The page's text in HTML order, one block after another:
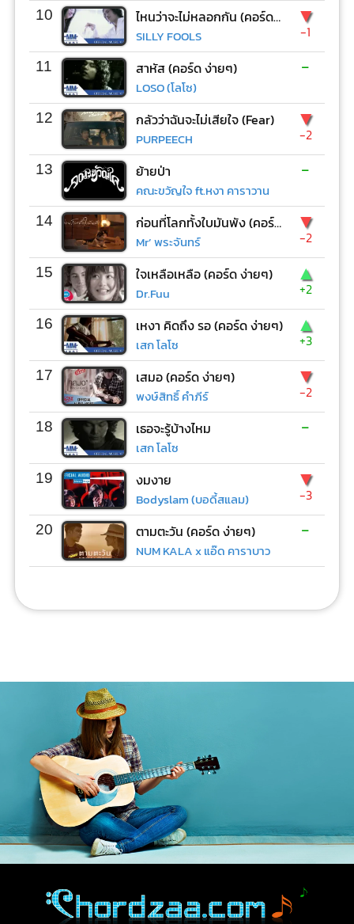
10 ไหนว่าจะไม่หลอกกัน (คอร์ด ง่ายๆ)
SILLY FOOLS
▼
-1
11 สาหัส (คอร์ด ง่ายๆ)
LOSO (โลโซ)
-
12 กลัวว่าฉันจะไม่เสียใจ (Fear)
PURPEECH
▼
-2
13 ย้ายป่า
คณะขวัญใจ ft.หงา คาราวาน
-
14 ก่อนที่โลกทั้งใบมันพัง (คอร์ด ง่ายๆ)
Mr’ พระจันทร์
▼
-2
15 ใจเหลือเหลือ (คอร์ด ง่ายๆ)
Dr.Fuu
▲
+2
16 เหงา คิดถึง รอ (คอร์ด ง่ายๆ)
เสก โลโซ
▲
+3
17 เสมอ (คอร์ด ง่ายๆ)
พงษ์สิทธิ์ คำภีร์
▼
-2
18 เธอจะรู้บ้างไหม
เสก โลโซ
-
19 งมงาย
Bodyslam (บอดี้สแลม)
▼
-3
20 ตามตะวัน (คอร์ด ง่ายๆ)
NUM KALA x แอ๊ด คาราบาว
-